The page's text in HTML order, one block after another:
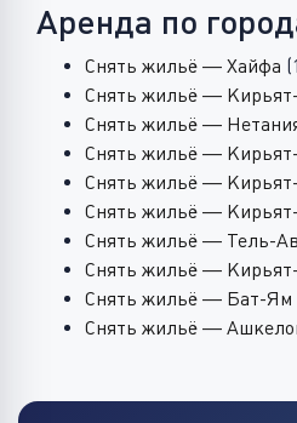
Аренда по
Снять жильё — Хайфа
Снять жильё —
Снять жильё —
Снять жильё —
Снять жильё —
Снять жильё —
Снять жильё — Тель-
Снять жильё —
Снять жильё — Бат-Ям
Снять жильё —